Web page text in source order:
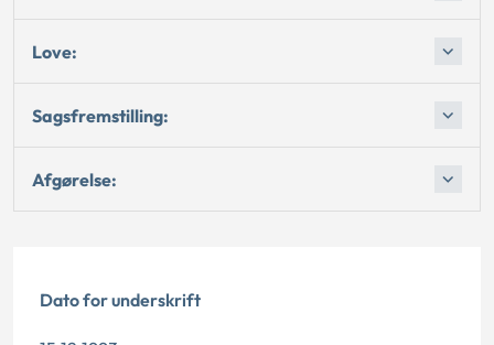
Love:
Sagsfremstilling:
Afgørelse:
Dato for underskrift